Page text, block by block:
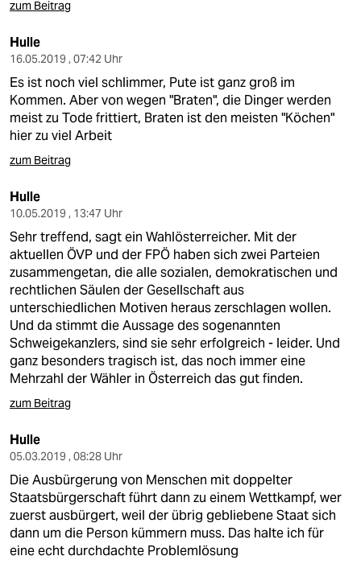
zum Beitrag
Hulle
16.05.2019 , 07:42 Uhr
Es ist noch viel schlimmer, Pute ist ganz groß im
Kommen. Aber von wegen "Braten", die Dinger werden
meist zu Tode frittiert, Braten ist den meisten "Köchen"
hier zu viel Arbeit
zum Beitrag
Hulle
10.05.2019 , 13:47 Uhr
Sehr treffend, sagt ein Wahlösterreicher. Mit der
aktuellen ÖVP und der FPÖ haben sich zwei Parteien
zusammengetan, die alle sozialen, demokratischen und
rechtlichen Säulen der Gesellschaft aus
unterschiedlichen Motiven heraus zerschlagen wollen.
Und da stimmt die Aussage des sogenannten
Schweigekanzlers, sind sie sehr erfolgreich - leider. Und
ganz besonders tragisch ist, das noch immer eine
Mehrzahl der Wähler in Österreich das gut finden.
zum Beitrag
Hulle
05.03.2019 , 08:28 Uhr
Die Ausbürgerung von Menschen mit doppelter
Staatsbürgerschaft führt dann zu einem Wettkampf, wer
zuerst ausbürgert, weil der übrig gebliebene Staat sich
dann um die Person kümmern muss. Das halte ich für
eine echt durchdachte Problemlösung